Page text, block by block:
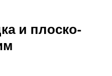
и плоско-